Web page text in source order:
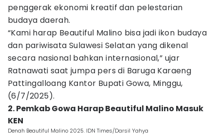
penggerak ekonomi kreatif dan pelestarian
budaya daerah.
“Kami harap Beautiful Malino bisa jadi ikon budaya
dan pariwisata Sulawesi Selatan yang dikenal
secara nasional bahkan internasional,” ujar
Ratnawati saat jumpa pers di Baruga Karaeng
Pattingalloang Kantor Bupati Gowa, Minggu,
(6/7/2025).
2. Pemkab Gowa Harap Beautiful Malino Masuk
KEN
Denah Beautiful Malino 2025. IDN Times/Darsil Yahya